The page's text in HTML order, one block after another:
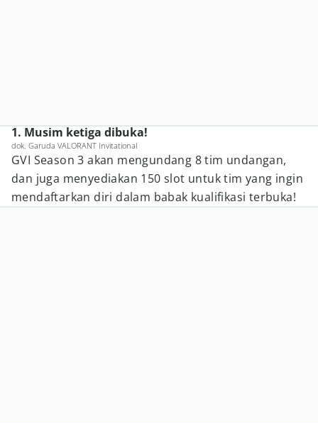
1. Musim ketiga dibuka!
dok. Garuda VALORANT Invitational
GVI Season 3 akan mengundang 8 tim undangan,
dan juga menyediakan 150 slot untuk tim yang ingin
mendaftarkan diri dalam babak kualifikasi terbuka!